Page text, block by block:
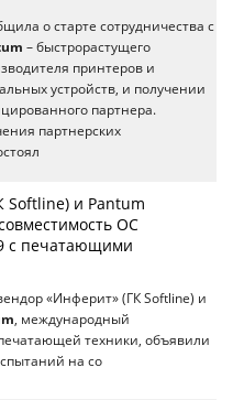
о старте сотрудничества с
– быстрорастущего
принтеров и
устройств, и получении
партнера.
партнерских
Softline) и Pantum
ОС
с печатающими
«Инферит» (ГК Softline) и
, международный
техники, объявили
на со